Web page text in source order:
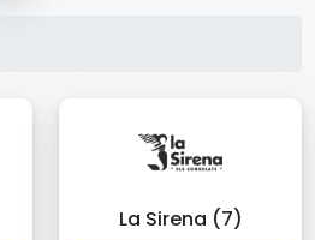
La Sirena (7)